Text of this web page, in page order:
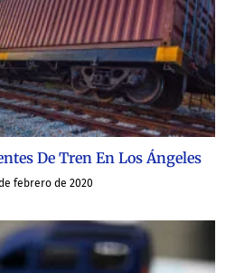
De Tren En Los Ángeles
febrero de 2020